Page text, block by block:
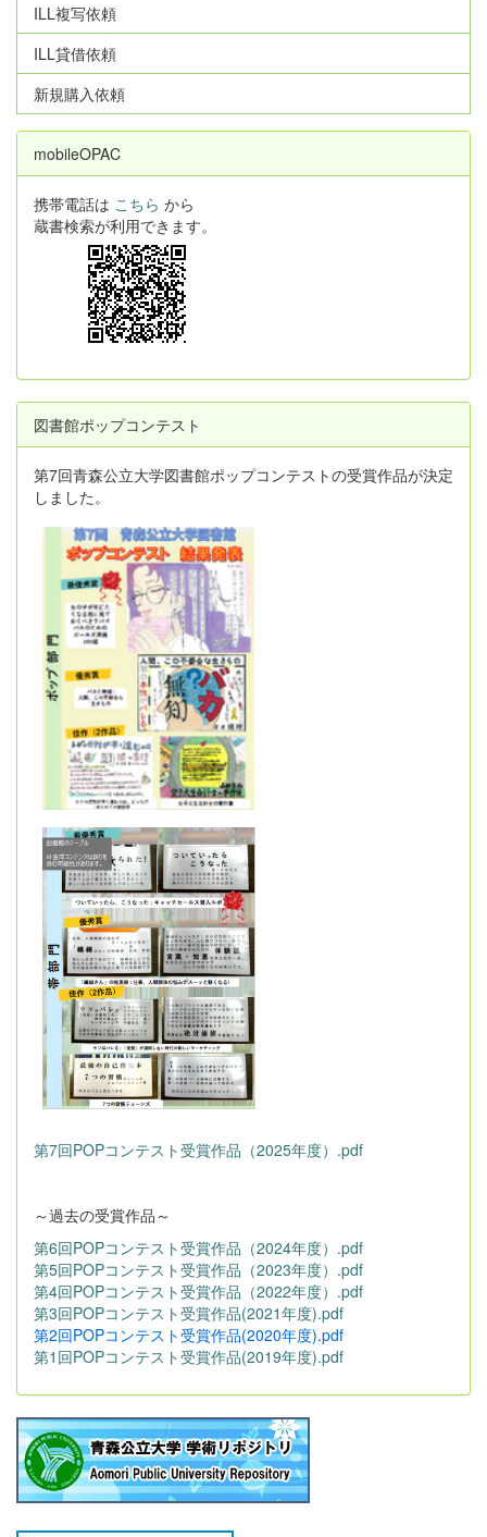
ILL複写依頼
ILL貸借依頼
新規購入依頼
mobileOPAC
携帯電話は こちら から
蔵書検索が利用できます。
図書館ポップコンテスト
第7回青森公立大学図書館ポップコンテストの受賞作品が決定
しました。
第7回POPコンテスト受賞作品（2025年度）.pdf
～過去の受賞作品～
第6回POPコンテスト受賞作品（2024年度）.pdf
第5回POPコンテスト受賞作品（2023年度）.pdf
第4回POPコンテスト受賞作品（2022年度）.pdf
第3回POPコンテスト受賞作品(2021年度).pdf
第2回POPコンテスト受賞作品(2020年度).pdf
第1回POPコンテスト受賞作品(2019年度).pdf